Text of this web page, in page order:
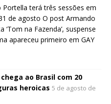
terá três sessões em
de agosto O post Armando
na Fazenda’, suspense
apareceu primeiro em GAY
ao Brasil com 20
heroicas 5 de agosto de